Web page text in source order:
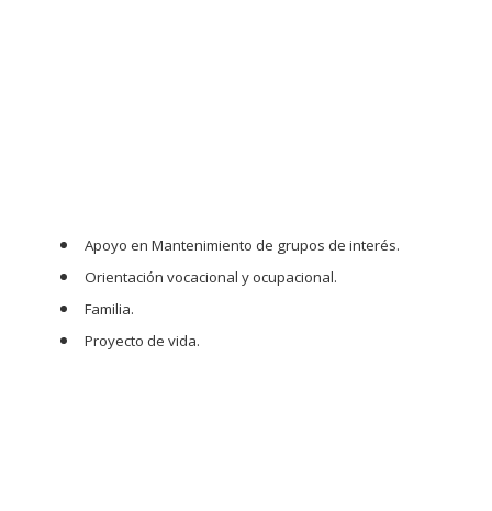
Apoyo en Mantenimiento de grupos de interés.
Orientación vocacional y ocupacional.
Familia.
Proyecto de vida.